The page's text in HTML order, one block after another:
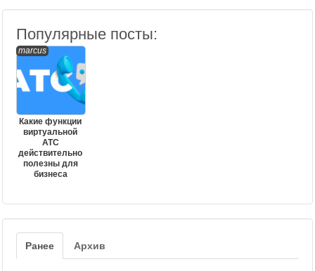
Популярные посты:
marcus
Какие функции
виртуальной
АТС
действительно
полезны для
бизнеса
Ранее Архив